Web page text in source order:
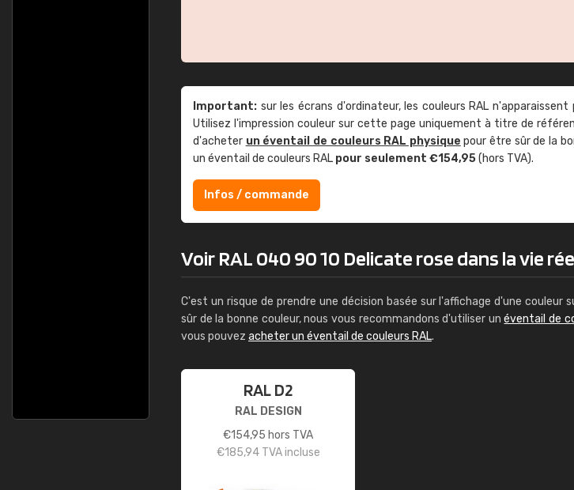
Important: sur les écrans d'ordinateur, les couleurs RAL
Utilisez l'impression couleur sur cette page uniquement à titre de
d'acheter un éventail de couleurs RAL physique pour être sûr de la
un éventail de couleurs RAL pour seulement €154,95(hors TVA).
Infos / commande
Voir RAL 040 90 10 Delicate rose dans la vie
C'est un risque de prendre une décision basée sur l'affichage d'une couleur
sûr de la bonne couleur, nous vous recommandons d'utiliser unéventail de
vous pouvez acheter un éventail de couleurs RAL.
RAL D2
RAL DESIGN
€154,95 hors TVA
€185,94TVA incluse